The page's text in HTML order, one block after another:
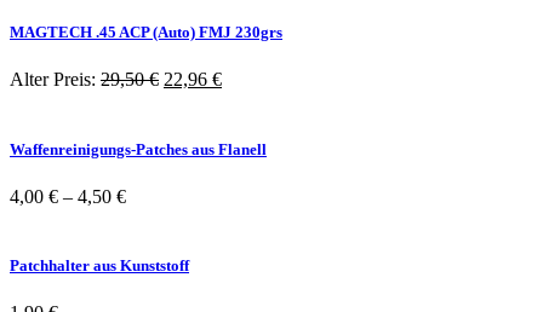
MAGTECH .45 ACP (Auto) FMJ 230grs
Alter Preis: 29,50€ Ursprünglicher
29,50 €
22,96 €Aktueller
22,96 €.
Waffenreinigungs-Patches aus Flanell
4,00 € – 4,50 €
Patchhalter aus Kunststoff